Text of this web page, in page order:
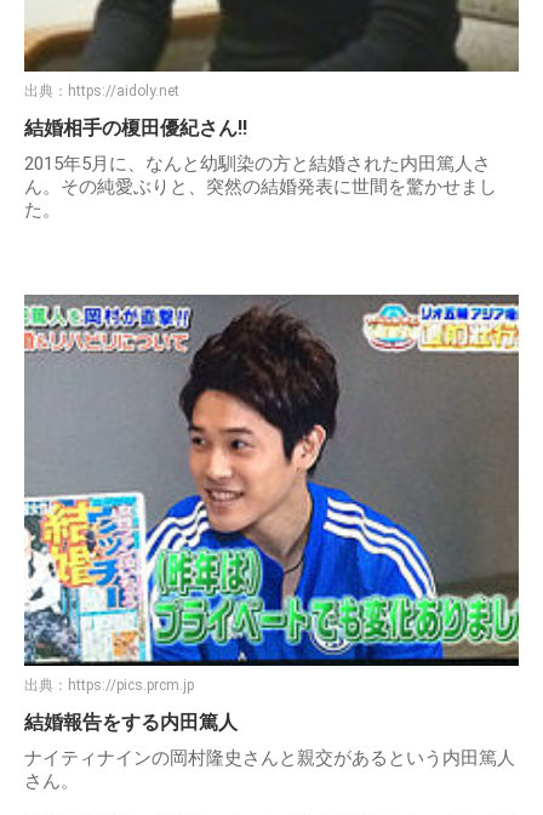
出典： https://aidoly.net
結婚相手の榎田優紀さん!!
2015年5月に、なんと幼馴染の方と結婚された内田篤人さ
ん。その純愛ぶりと、突然の結婚発表に世間を驚かせまし
た。
出典： https://pics.prcm.jp
結婚報告をする内田篤人
ナイティナインの岡村隆史さんと親交があるという内田篤人
さん。